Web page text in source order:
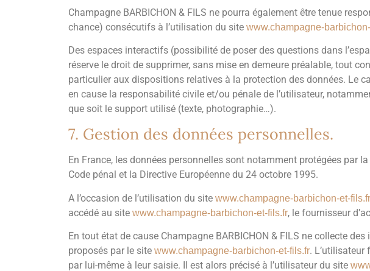
Champagne BARBICHON & FILS ne pourra également être tenue
chance) consécutifs à l’utilisation du site www.champagne-
Des espaces interactifs (possibilité de poser des questions dans
réserve le droit de supprimer, sans mise en demeure préalable, tout
particulier aux dispositions relatives à la protection des données. Le
en cause la responsabilité civile et/ou pénale de l’utilisateur,
que soit le support utilisé (texte, photographie…).
7. Gestion des données personnelles.
En France, les données personnelles sont notamment protégées par
Code pénal et la Directive Européenne du 24 octobre 1995.
A l’occasion de l’utilisation du site www.champagne-barbichon-et-fils.fr
accédé au site www.champagne-barbichon-et-fils.fr, le fournisseur
En tout état de cause Champagne BARBICHON & FILS ne collecte
proposés par le site www.champagne-barbichon-et-fils.fr.
par lui-même à leur saisie. Il est alors précisé à l’utilisateur du site